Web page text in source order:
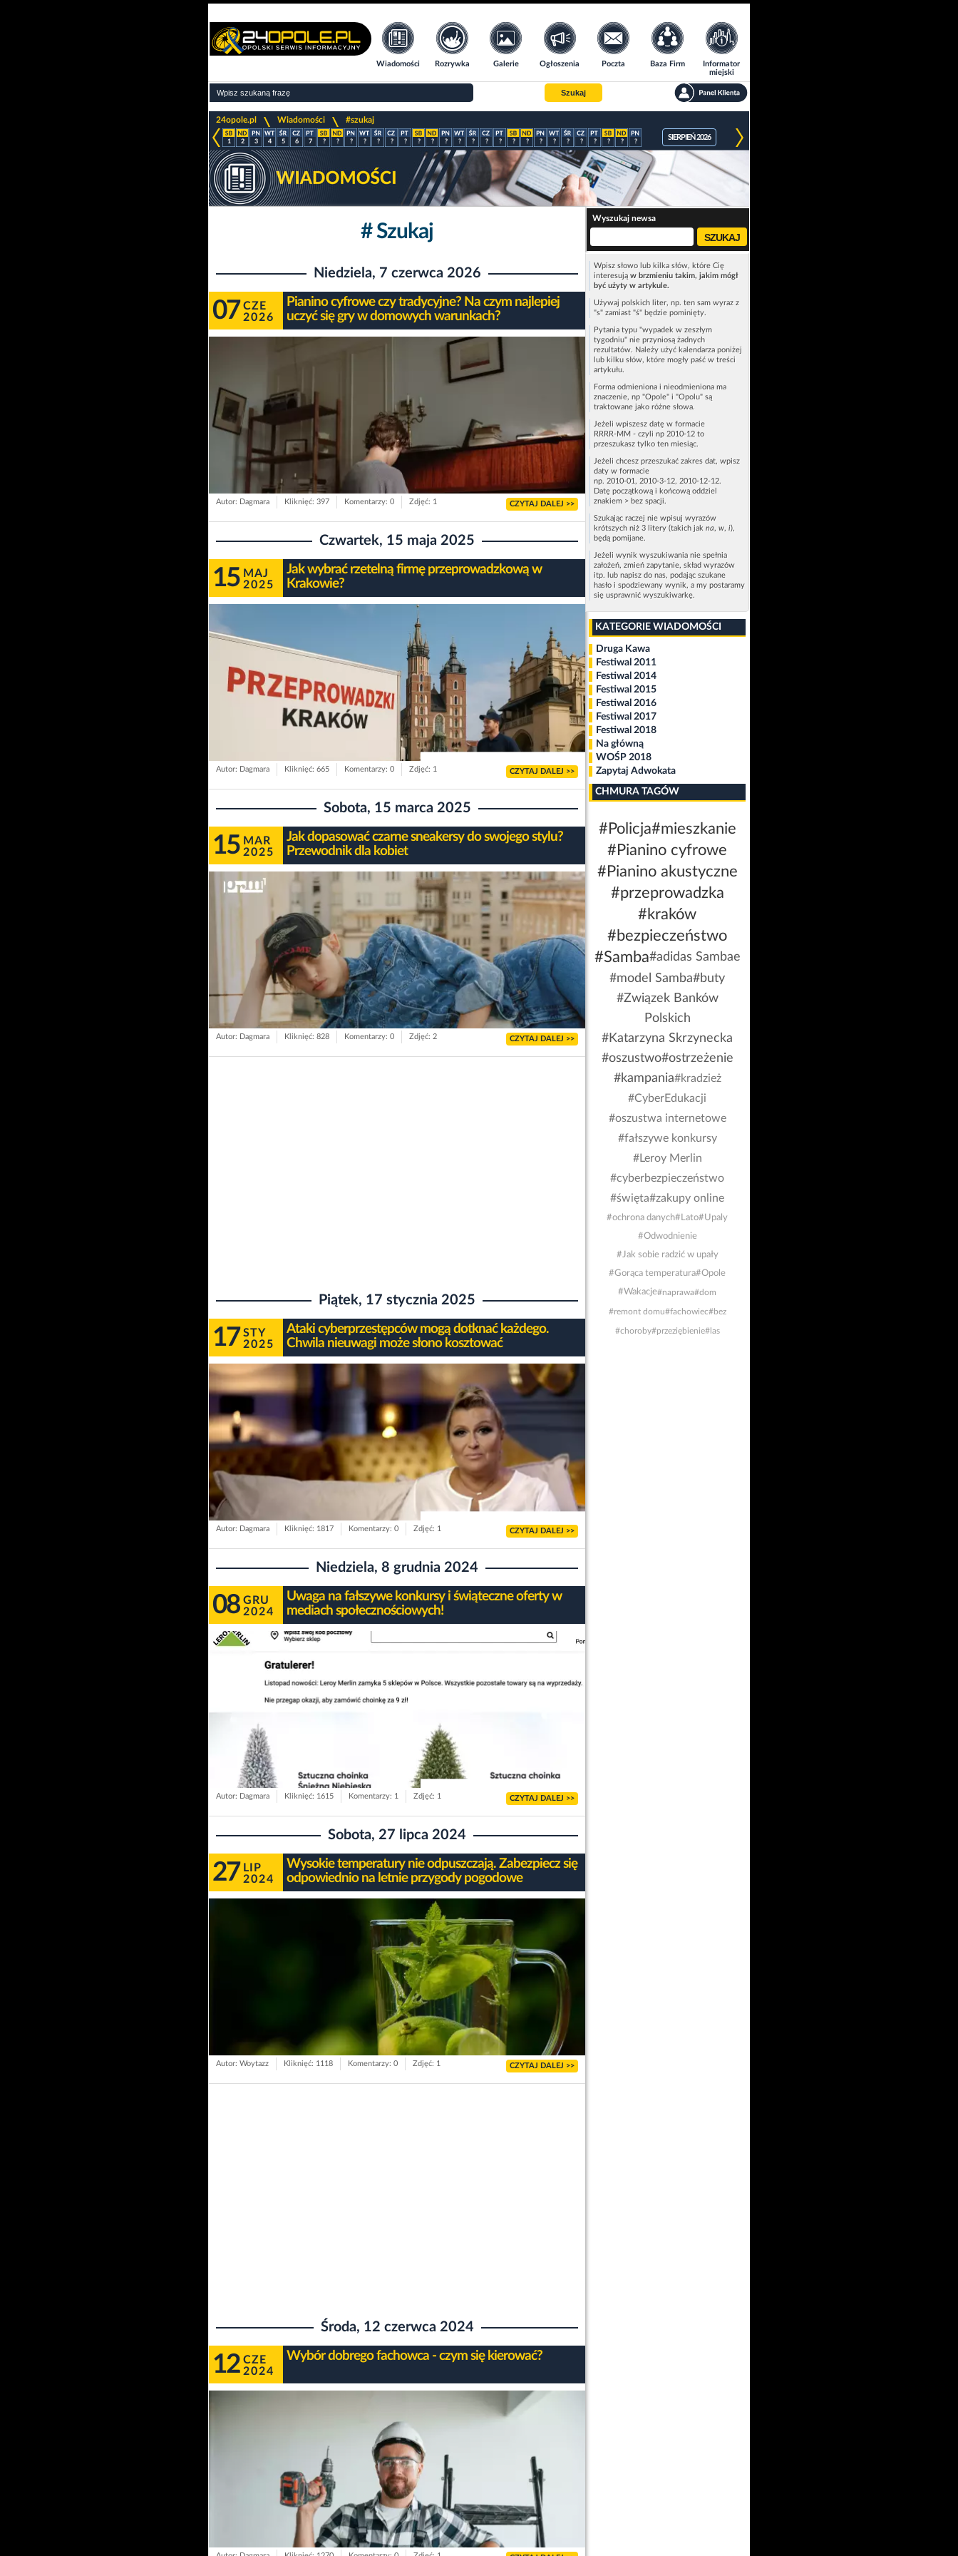
Wiadomości Rozrywka Galerie Ogłoszenia Poczta Baza Firm
Informator
miejski
Szukaj
24opole.pl
>
Wiadomości
>
#szukaj
1 2 3 4 5 6 7 ? ? ? ? ? ? ? ? ? ? ? ? ? ? ? ? ? ? ? ? ? ? ? ?
SIERPIEŃ 2026
# Szukaj
Niedziela, 7 czerwca 2026
07 CZE
2026
Pianino cyfrowe czy tradycyjne? Na czym najlepiej
uczyć się gry w domowych warunkach?
Autor: Dagmara Kliknięć: 397 Komentarzy: 0 Zdjęć: 1 CZYTAJ DALEJ >>
Czwartek, 15 maja 2025
15 MAJ
2025
Jak wybrać rzetelną firmę przeprowadzkową w
Krakowie?
Autor: Dagmara Kliknięć: 665 Komentarzy: 0 Zdjęć: 1 CZYTAJ DALEJ >>
Sobota, 15 marca 2025
15 MAR
2025
Jak dopasować czarne sneakersy do swojego stylu?
Przewodnik dla kobiet
Autor: Dagmara Kliknięć: 828 Komentarzy: 0 Zdjęć: 2 CZYTAJ DALEJ >>
Piątek, 17 stycznia 2025
17 STY
2025
Ataki cyberprzestępców mogą dotknać każdego.
Chwila nieuwagi może słono kosztować
Autor: Dagmara Kliknięć: 1817 Komentarzy: 0 Zdjęć: 1 CZYTAJ DALEJ >>
Niedziela, 8 grudnia 2024
08 GRU
2024
Uwaga na fałszywe konkursy i świąteczne oferty w
mediach społecznościowych!
Autor: Dagmara Kliknięć: 1615 Komentarzy: 1 Zdjęć: 1 CZYTAJ DALEJ >>
Sobota, 27 lipca 2024
27 LIP
2024
Wysokie temperatury nie odpuszczają. Zabezpiecz się
odpowiednio na letnie przygody pogodowe
Autor: Woytazz Kliknięć: 1118 Komentarzy: 0 Zdjęć: 1 CZYTAJ DALEJ >>
Środa, 12 czerwca 2024
12 CZE
2024
Wybór dobrego fachowca - czym się kierować?
Wyszukaj newsa
Wpisz słowo lub kilka słów, które Cię
interesują w brzmieniu takim, jakim mógł
być użyty w artykule.
Używaj polskich liter, np. ten sam wyraz z
"s" zamiast "ś" będzie pominięty.
Pytania typu "wypadek w zeszłym
tygodniu" nie przyniosą żadnych
rezultatów. Należy użyć kalendarza poniżej
lub kilku słów, które mogły paść w treści
artykułu.
Forma odmieniona i nieodmieniona ma
znaczenie, np "Opole" i "Opolu" są
traktowane jako różne słowa.
Jeżeli wpiszesz datę w formacie
RRRR-MM - czyli np 2010-12 to
przeszukasz tylko ten miesiąc.
Jeżeli chcesz przeszukać zakres dat, wpisz
daty w formacie
np. 2010-01, 2010-3-12, 2010-12-12.
Datę początkową i końcową oddziel
znakiem > bez spacji.
Szukając raczej nie wpisuj wyrazów
krótszych niż 3 litery (takich jak na, w, i),
będą pomijane.
Jeżeli wynik wyszukiwania nie spełnia
założeń, zmień zapytanie, skład wyrazów
itp. lub napisz do nas, podając szukane
hasło i spodziewany wynik, a my postaramy
się usprawnić wyszukiwarkę.
KATEGORIE WIADOMOŚCI
Druga Kawa
Festiwal 2011
Festiwal 2014
Festiwal 2015
Festiwal 2016
Festiwal 2017
Festiwal 2018
Na główną
WOŚP 2018
Zapytaj Adwokata
CHMURA TAGÓW
#Policja#mieszkanie
#Pianino cyfrowe
#Pianino akustyczne
#przeprowadzka
#kraków
#bezpieczeństwo
#Samba#adidas Sambae
#model Samba#buty
#Związek Banków
Polskich
#Katarzyna Skrzynecka
#oszustwo#ostrzeżenie
#kampania#kradzież
#CyberEdukacji
#oszustwa internetowe
#fałszywe konkursy
#Leroy Merlin
#cyberbezpieczeństwo
#święta#zakupy online
#ochrona danych#Lato#Upaly
#Odwodnienie
#Jak sobie radzić w upały
#Gorąca temperatura#Opole
#Wakacje#naprawa#dom
#remont domu#fachowiec#bez
#choroby#przeziębienie#las